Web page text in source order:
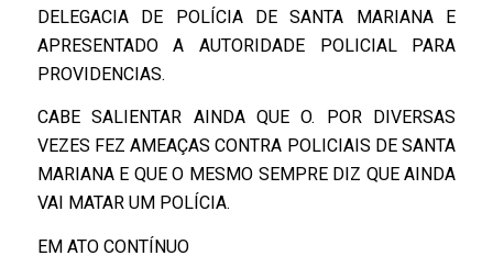
DELEGACIA DE POLÍCIA DE SANTA MARIANA E
APRESENTADO A AUTORIDADE POLICIAL PARA
PROVIDENCIAS.
CABE SALIENTAR AINDA QUE O. POR DIVERSAS
VEZES FEZ AMEAÇAS CONTRA POLICIAIS DE SANTA
MARIANA E QUE O MESMO SEMPRE DIZ QUE AINDA
VAI MATAR UM POLÍCIA.
EM ATO CONTÍNUO